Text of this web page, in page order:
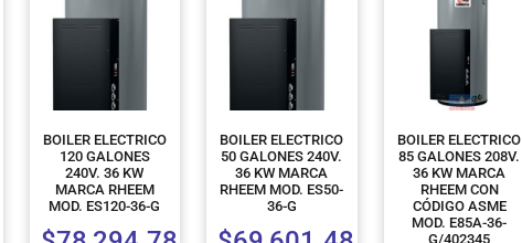
BOILER ELECTRICO
120 GALONES
240V. 36 KW
MARCA RHEEM
MOD. ES120-36-G
BOILER ELECTRICO
50 GALONES 240V.
36 KW MARCA
RHEEM MOD. ES50-
36-G
BOILER ELECTRICO
85 GALONES 208V.
36 KW MARCA
RHEEM CON
CÓDIGO ASME
MOD. E85A-36-
G/402345